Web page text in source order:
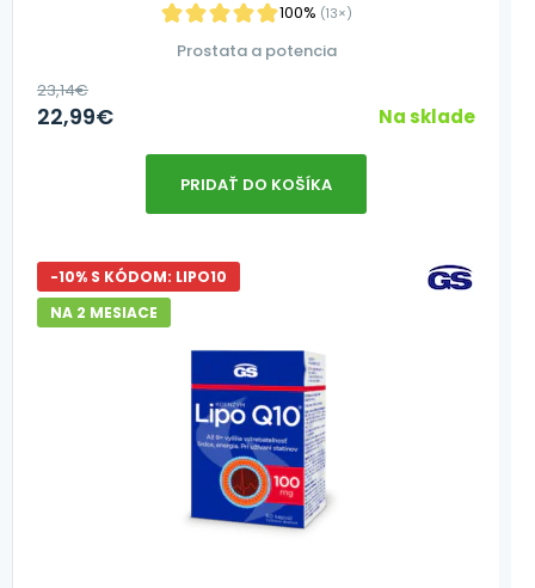
100% (13×)
Prostata a potencia
23,14€
22,99€ Na sklade
PRIDAŤ DO KOŠÍKA
-10% S KÓDOM: LIPO10
NA 2 MESIACE